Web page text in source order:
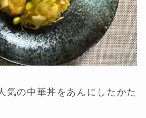
気の中華丼をあんにしたかた